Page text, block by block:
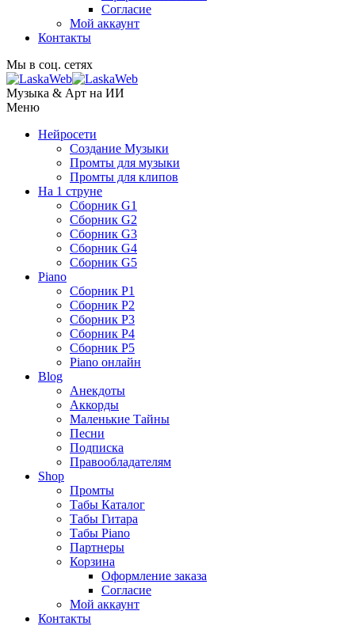
Согласие
Мой аккаунт
Контакты
Мы в соц. сетях
Музыка & Арт на ИИ
Меню
Нейросети
Создание Музыки
Промты для музыки
Промты для клипов
На 1 струне
Сборник G1
Сборник G2
Сборник G3
Сборник G4
Сборник G5
Piano
Сборник P1
Сборник P2
Сборник P3
Сборник P4
Сборник P5
Piano онлайн
Blog
Анекдоты
Аккорды
Маленькие Тайны
Песни
Подписка
Правообладателям
Shop
Промты
Табы Каталог
Табы Гитара
Табы Piano
Партнеры
Корзина
Оформление заказа
Согласие
Мой аккаунт
Контакты